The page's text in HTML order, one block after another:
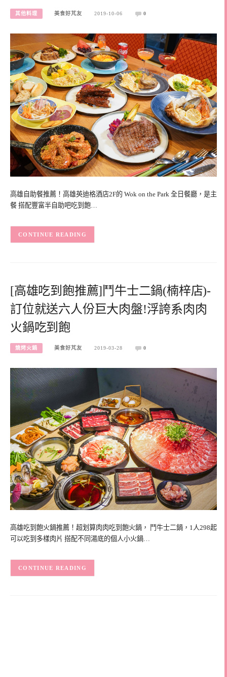
其他料理 美食好芃友 2019-10-06 0
高雄自助餐推薦！高雄英迪格酒店2F的 Wok on the Park 全日餐廳，是主
餐 搭配豐富半自助吧吃到飽…
CONTINUE READING
[高雄吃到飽推薦]鬥牛士二鍋(楠梓店)-
訂位就送六人份巨大肉盤!浮誇系肉肉
火鍋吃到飽
燒烤火鍋 美食好芃友 2019-03-28 0
高雄吃到飽火鍋推薦！超划算肉肉吃到飽火鍋， 鬥牛士二鍋，1人298起
可以吃到多樣肉片 搭配不同湯底的個人小火鍋…
CONTINUE READING